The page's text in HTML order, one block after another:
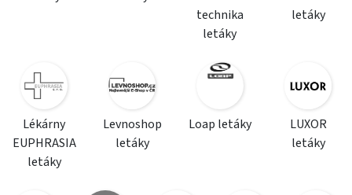
technika
letáky
letáky
Lékárny
EUPHRASIA
letáky
Levnoshop
letáky
Loap letáky
LUXOR
letáky